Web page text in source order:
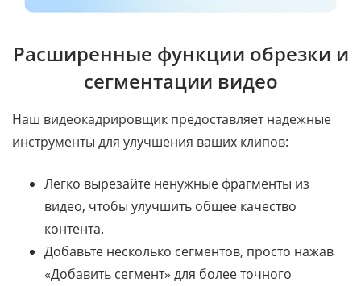
Расширенные функции обрезки и
сегментации видео
Наш видеокадрировщик предоставляет надежные
инструменты для улучшения ваших клипов:
Легко вырезайте ненужные фрагменты из
видео, чтобы улучшить общее качество
контента.
Добавьте несколько сегментов, просто нажав
«Добавить сегмент» для более точного